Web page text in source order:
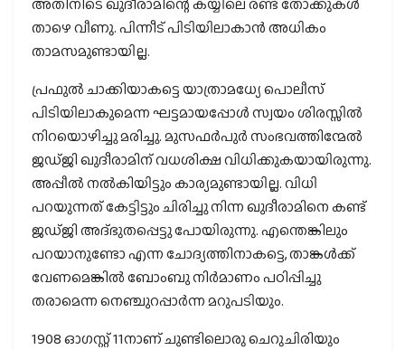
താഴെ വീണു. പിന്നീട് പിടിയിലാകാൻ അധികം
താമസമുണ്ടായില്ല.
പ്രഫുൽ ചാക്കിയാകട്ടെ യാത്രാമധ്യേ പൊലീസ്
പിടിയിലാകുമെന്ന ഘട്ടമായപ്പോൾ സ്വയം ശിരസ്സിൽ
നിറയൊഴിച്ചു മരിച്ചു. മുസഫർപുർ സംഭവത്തിന്മേൽ
ജ‍ഡ്ജി ഖുദീരാമിന് വധശിക്ഷ വിധിക്കുകയായിരുന്നു.
അപ്പീൽ നൽകിയിട്ടും കാര്യമുണ്ടായില്ല. വിധി
പറയുന്നത് കേട്ടിട്ടും ചിരിച്ചു നിന്ന ഖുദീരാമിനെ കണ്ട്
ജഡ്ജി അദ്ഭുതപ്പെട്ടു പോയിരുന്നു. എന്തെങ്കിലും
പറയാനുണ്ടോ എന്ന ചോദ്യത്തിനാകട്ടെ, താങ്കൾക്ക്
വേണമെങ്കിൽ ബോംബു നിർമാണം പഠിപ്പിച്ചു
തരാമെന്ന നെഞ്ചുറപ്പാർന്ന മറുപടിയും.
1908 ഓഗസ്റ്റ് 11നാണ് ചുണ്ടിലൊരു ചെറുചിരിയും